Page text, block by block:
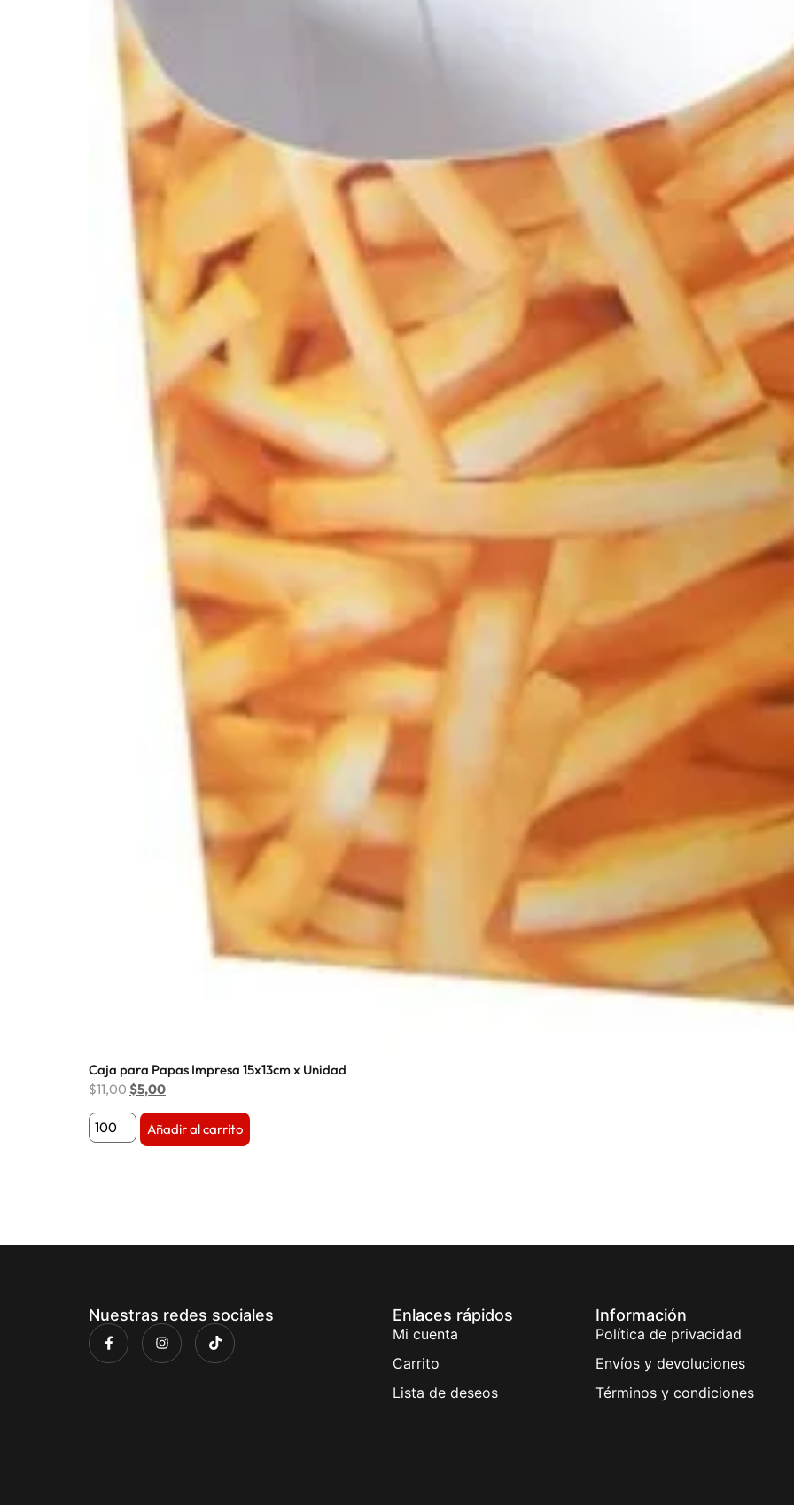
Caja para Papas Impresa 15x13cm x Unidad
$11,00$5,00
Añadir al carrito
Nuestras redes sociales Enlaces rápidos
Mi cuenta
Carrito
Lista de deseos
Información
Política de privacidad
Envíos y devoluciones
Términos y condiciones